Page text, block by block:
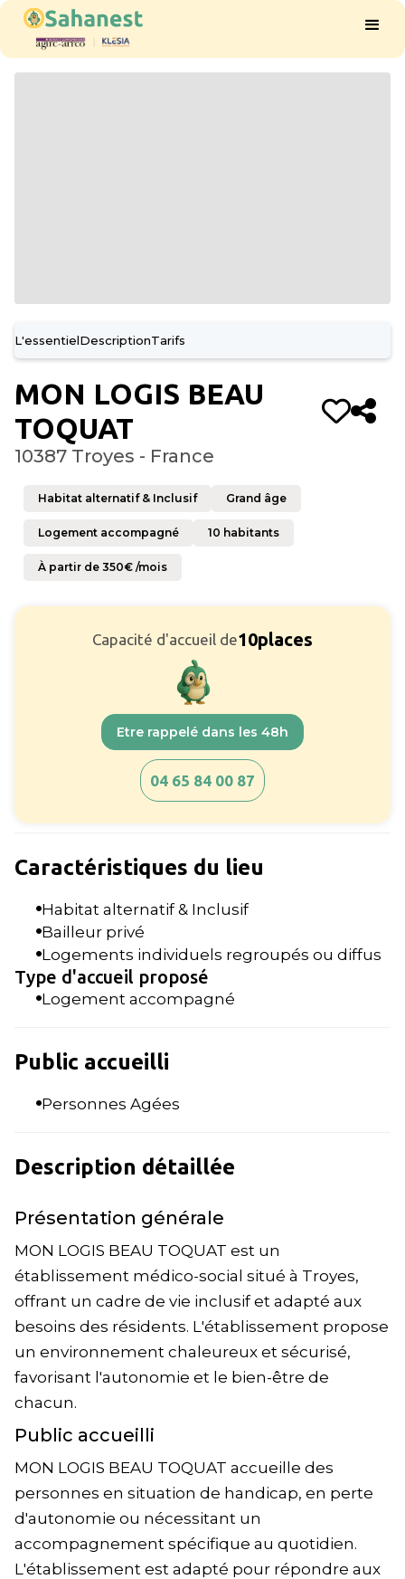
L'essentielDescriptionTarifs
MON LOGIS BEAU
TOQUAT
10387 Troyes - France
Habitat alternatif & Inclusif Grand âge
Logement accompagné 10 habitants
À partir de 350€ /mois
Capacité d'accueil de10places
Etre rappelé dans les 48h
04 65 84 00 87
Caractéristiques du lieu
Habitat alternatif & Inclusif
Bailleur privé
Logements individuels regroupés ou diffus
Type d'accueil proposé
Logement accompagné
Public accueilli
Personnes Agées
Description détaillée
Présentation générale
MON LOGIS BEAU TOQUAT est un
établissement médico-social situé à Troyes,
offrant un cadre de vie inclusif et adapté aux
besoins des résidents. L'établissement propose
un environnement chaleureux et sécurisé,
favorisant l'autonomie et le bien-être de
chacun.
Public accueilli
MON LOGIS BEAU TOQUAT accueille des
personnes en situation de handicap, en perte
d'autonomie ou nécessitant un
accompagnement spécifique au quotidien.
L'établissement est adapté pour répondre aux